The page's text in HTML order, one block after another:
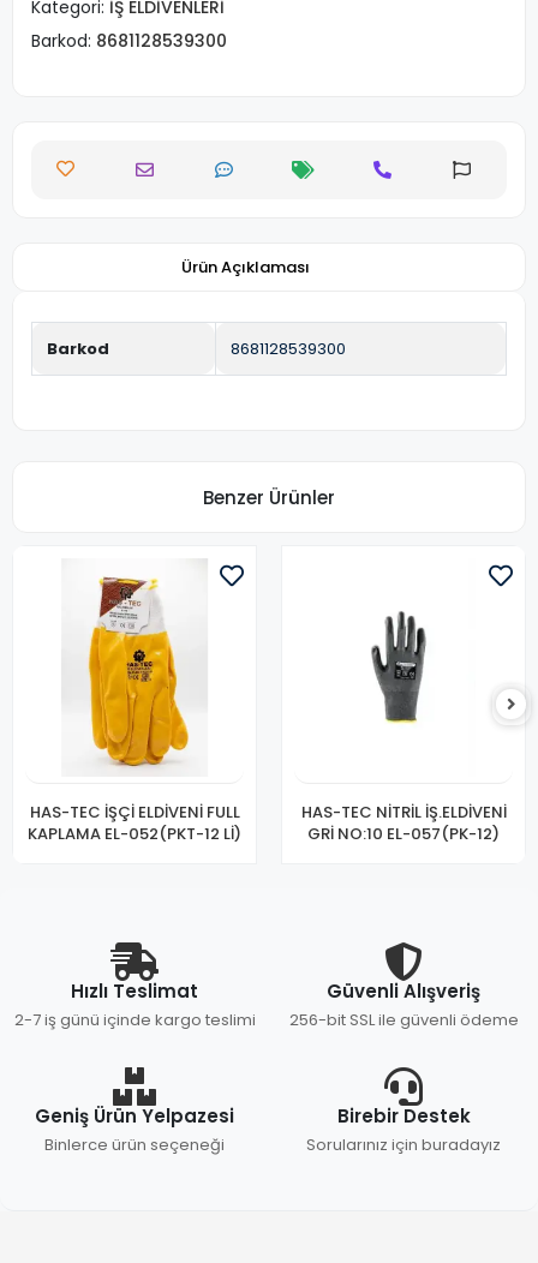
Kategori: İŞ ELDİVENLERİ
Barkod: 8681128539300
Ürün Açıklaması
Barkod 8681128539300
Benzer Ürünler
HAS-TEC İŞÇİ ELDİVENİ FULL
KAPLAMA EL-052(PKT-12 Lİ)
HAS-TEC NİTRİL İŞ.ELDİVENİ
GRİ NO:10 EL-057(PK-12)
Hızlı Teslimat
2-7 iş günü içinde kargo teslimi
Güvenli Alışveriş
256-bit SSL ile güvenli ödeme
Geniş Ürün Yelpazesi
Binlerce ürün seçeneği
Birebir Destek
Sorularınız için buradayız